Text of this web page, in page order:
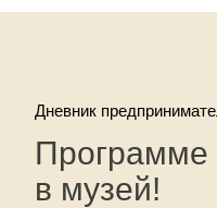
Дневник
в музей!